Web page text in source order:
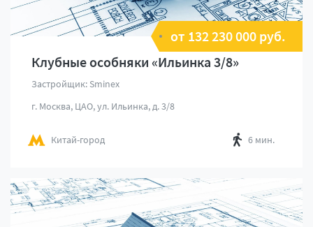
от 132 230 000 руб.
Клубные особняки «Ильинка 3/8»
Застройщик: Sminex
г. Москва, ЦАО, ул. Ильинка, д. 3/8
Китай-город 6 мин.